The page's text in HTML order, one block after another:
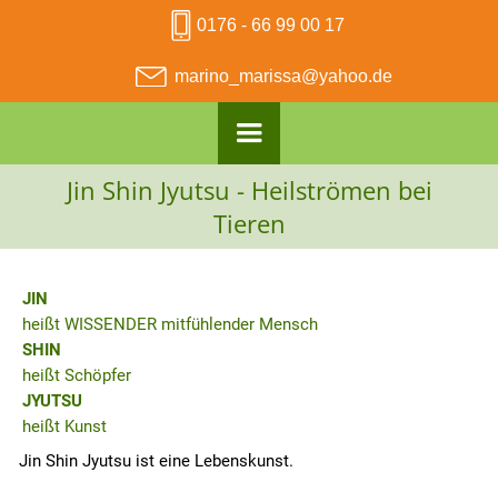
0176 - 66 99 00 17
marino_marissa@yahoo.de
Jin Shin Jyutsu - Heilströmen bei
Tieren
JIN
heißt WISSENDER mitfühlender Mensch
SHIN
heißt Schöpfer
JYUTSU
heißt Kunst
Jin Shin Jyutsu ist eine Lebenskunst.